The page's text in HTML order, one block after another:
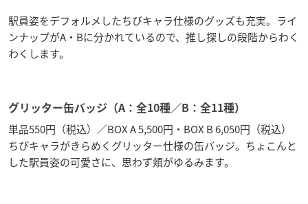
駅員姿をデフォルメしたちびキャラ仕様のグッズも充実。ライ
ンナップがA・Bに分かれているので、推し探しの段階からわく
わくします。
グリッター缶バッジ（A：全10種／B：全11種）
単品550円（税込）／BOX A 5,500円・BOX B 6,050円（税込）
ちびキャラがきらめくグリッター仕様の缶バッジ。ちょこんと
した駅員姿の可愛さに、思わず頬がゆるみます。